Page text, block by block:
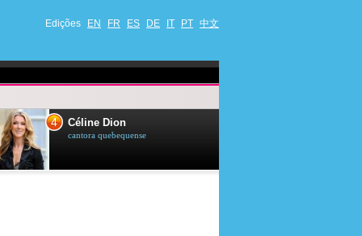
Edições EN FR ES DE IT PT 中文
4 Céline Dion
cantora quebequense